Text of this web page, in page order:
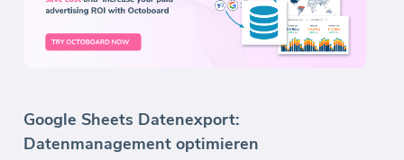
Google Sheets Datenexport:
Datenmanagement optimieren